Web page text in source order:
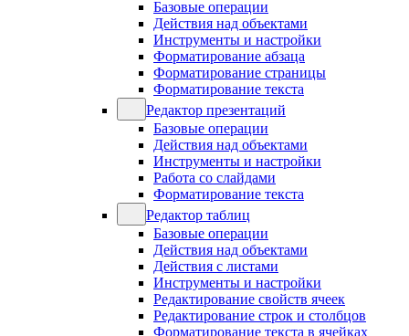
Базовые операции
Действия над объектами
Инструменты и настройки
Форматирование абзаца
Форматирование страницы
Форматирование текста
Редактор презентаций
Базовые операции
Действия над объектами
Инструменты и настройки
Работа со слайдами
Форматирование текста
Редактор таблиц
Базовые операции
Действия над объектами
Действия с листами
Инструменты и настройки
Редактирование свойств ячеек
Редактирование строк и столбцов
Форматирование текста в ячейках